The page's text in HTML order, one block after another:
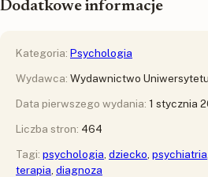
Dodatkowe informacje
Kategoria: Psychologia
Wydawca: Wydawnictwo
Data pierwszego wydania: 1 stycznia
Liczba stron: 464
Tagi: psychologia dziecko psychiatria
terapia diagnoza